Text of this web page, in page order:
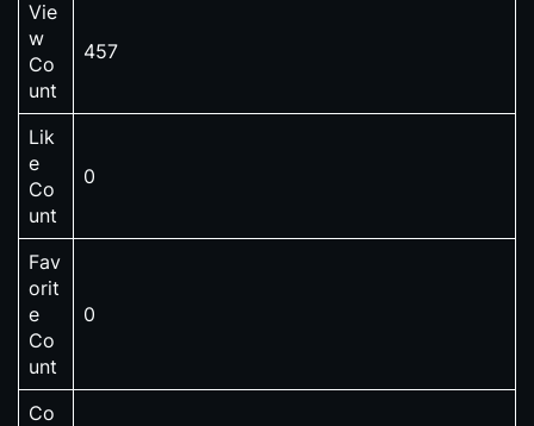
Vie
w
Co
unt
457
Lik
e
Co
unt
0
Fav
orit
e
Co
unt
0
Co